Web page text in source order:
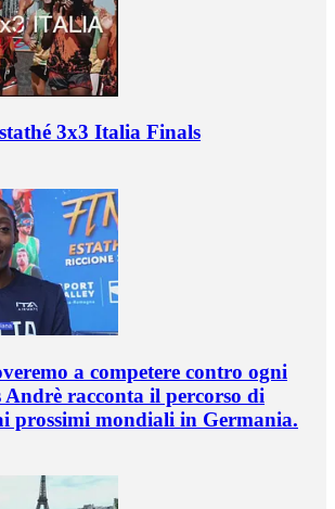
3x3 Italia Finals
a competere contro ogni
racconta il percorso di
prossimi mondiali in Germania.